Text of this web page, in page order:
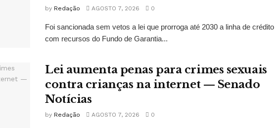
by Redação AGOSTO 7, 2026 0
Foi sancionada sem vetos a lei que prorroga até 2030 a linha de crédito
com recursos do Fundo de Garantia...
Lei aumenta penas para crimes sexuais
contra crianças na internet — Senado
Notícias
by Redação AGOSTO 7, 2026 0